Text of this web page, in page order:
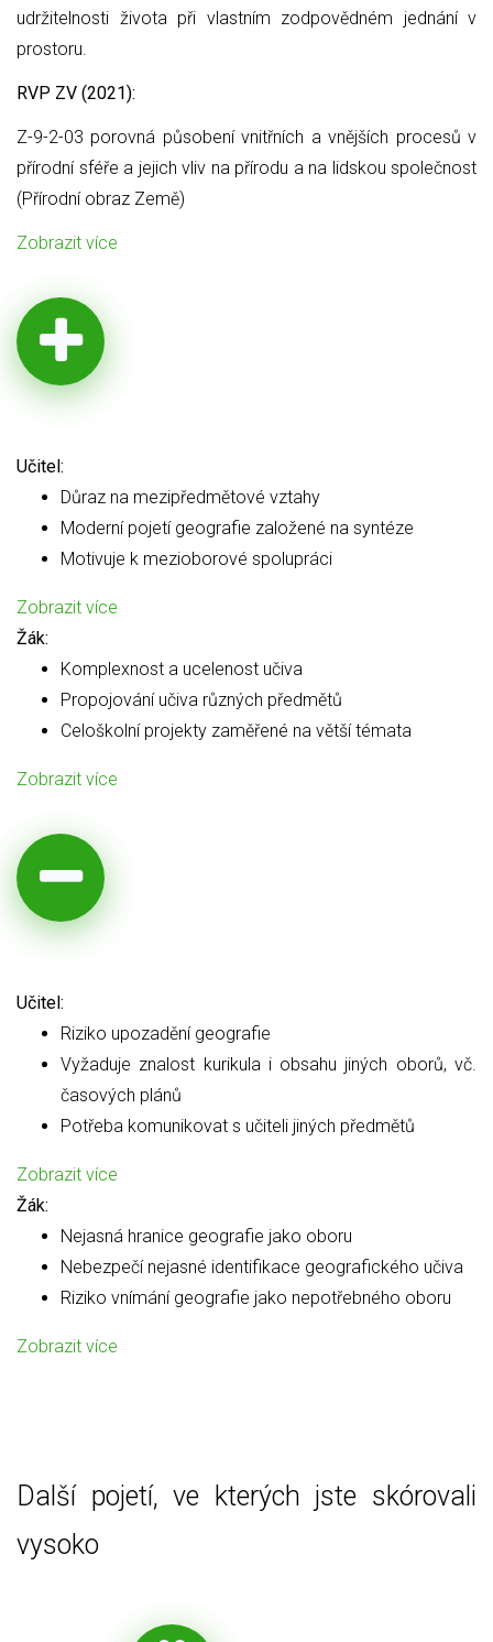
udržitelnosti života při vlastním zodpovědném jednání v
prostoru.
RVP ZV (2021):
Z-9-2-03 porovná působení vnitřních a vnějších procesů v
přírodní sféře a jejich vliv na přírodu a na lidskou společnost
(Přírodní obraz Země)
Zobrazit více
Učitel:
Důraz na mezipředmětové vztahy
Moderní pojetí geografie založené na syntéze
Motivuje k mezioborové spolupráci
Zobrazit více
Žák:
Komplexnost a ucelenost učiva
Propojování učiva různých předmětů
Celoškolní projekty zaměřené na větší témata
Zobrazit více
Učitel:
Riziko upozadění geografie
Vyžaduje znalost kurikula i obsahu jiných oborů, vč.
časových plánů
Potřeba komunikovat s učiteli jiných předmětů
Zobrazit více
Žák:
Nejasná hranice geografie jako oboru
Nebezpečí nejasné identifikace geografického učiva
Riziko vnímání geografie jako nepotřebného oboru
Zobrazit více
Další pojetí, ve kterých jste skórovali
vysoko